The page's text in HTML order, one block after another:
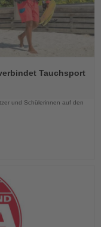
Tauchsport
und Schülerinnen auf den